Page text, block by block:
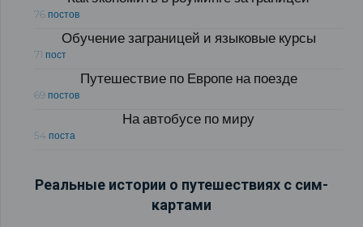
76 постов
Обучение заграницей и языковые курсы
71 пост
Путешествие по Европе на поезде
69 постов
На автобусе по миру
54 поста
Реальные истории о путешествиях с сим-
картами